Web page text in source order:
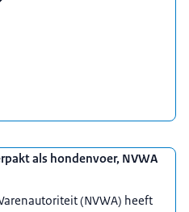
als hondenvoer, NVWA
(NVWA) heeft